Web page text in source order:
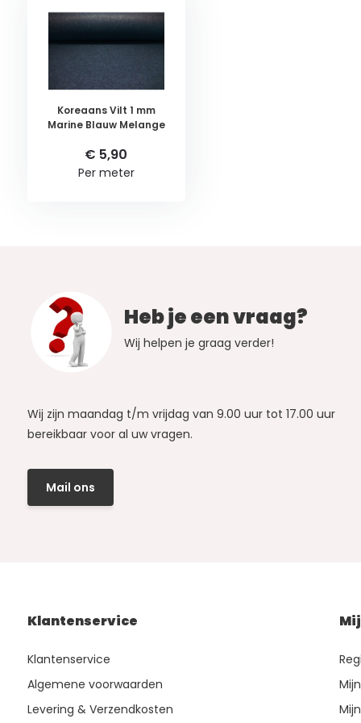
Koreaans Vilt 1 mm
Marine Blauw Melange
€ 5,90
Per meter
Heb je een vraag?
Wij helpen je graag verder!
Wij zijn maandag t/m vrijdag van 9.00 uur tot 17.00 uur
bereikbaar voor al uw vragen.
Mail ons
Klantenservice
Klantenservice
Algemene voorwaarden
Levering & Verzendkosten